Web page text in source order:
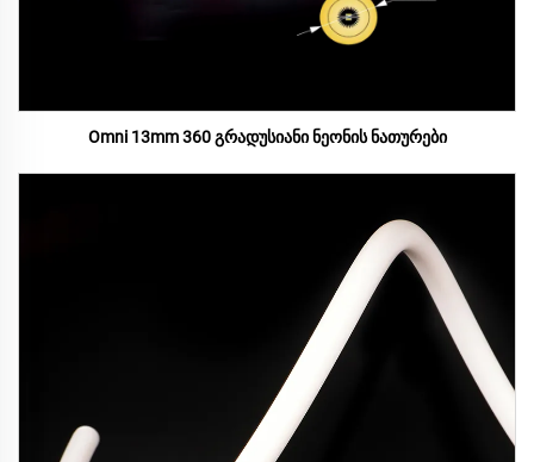
Omni 13mm 360 გრადუსიანი ნეონის ნათურები